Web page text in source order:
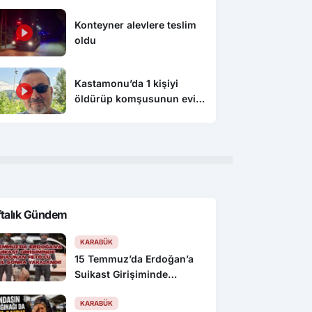
Konteyner alevlere teslim
oldu
Kastamonu’da 1 kişiyi
öldürüp komşusunun evini
Gündem
KARABÜK
15 Temmuz’da Erdoğan’a
Suikast Girişiminde
Sonra Yakalandı!
KARABÜK